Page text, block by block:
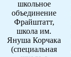
школьное
объединение
Фрайштатт,
школа им.
Януша Корчака
(специальная